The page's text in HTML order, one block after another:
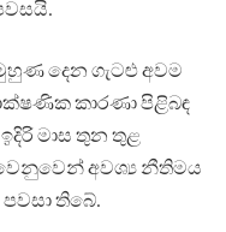
දෙන ගැටළු අවම
කාරණා පිළිබඳ
මාස තුන තුළ
අවශ්‍ය නීතිමය
තිබේ.